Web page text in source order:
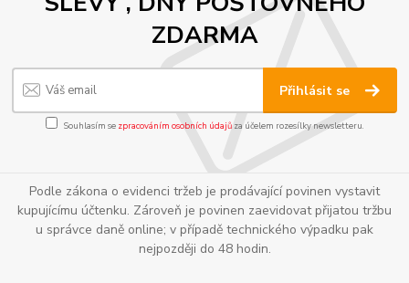
ZDARMA
Přihlásit se
Souhlasím se zpracováním osobních údajůza účelem rozesílky newsletteru.
Podle zákona o evidenci tržeb je prodávající povinen vystavit
kupujícímu účtenku. Zároveň je povinen zaevidovat přijatou tržbu
u správce daně online; v případě technického výpadku pak
nejpozději do 48 hodin.